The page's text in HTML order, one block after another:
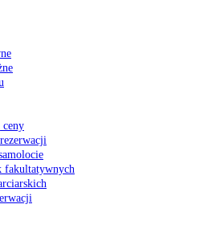
ceny
fakultatywnych